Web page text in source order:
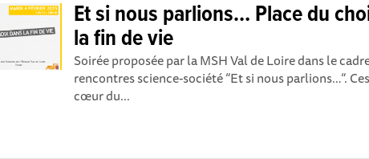
Et si nous parlions… Place du
la fin de vie
Soirée proposée par la MSH Val de Loire dans le
rencontres science-société “Et si nous parlions…“.
cœur du...